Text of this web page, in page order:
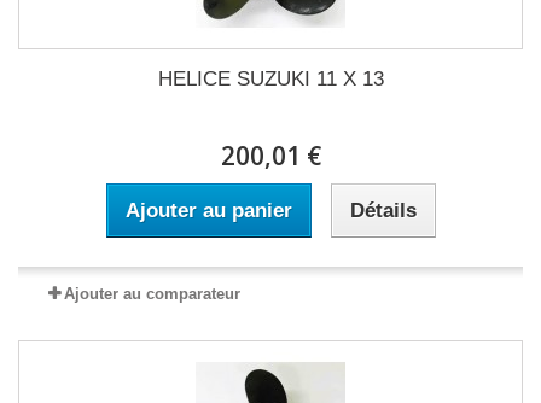
HELICE SUZUKI 11 X 13
200,01 €
Ajouter au panier Détails
Ajouter au comparateur